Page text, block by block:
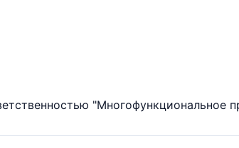
"Многофункциональное